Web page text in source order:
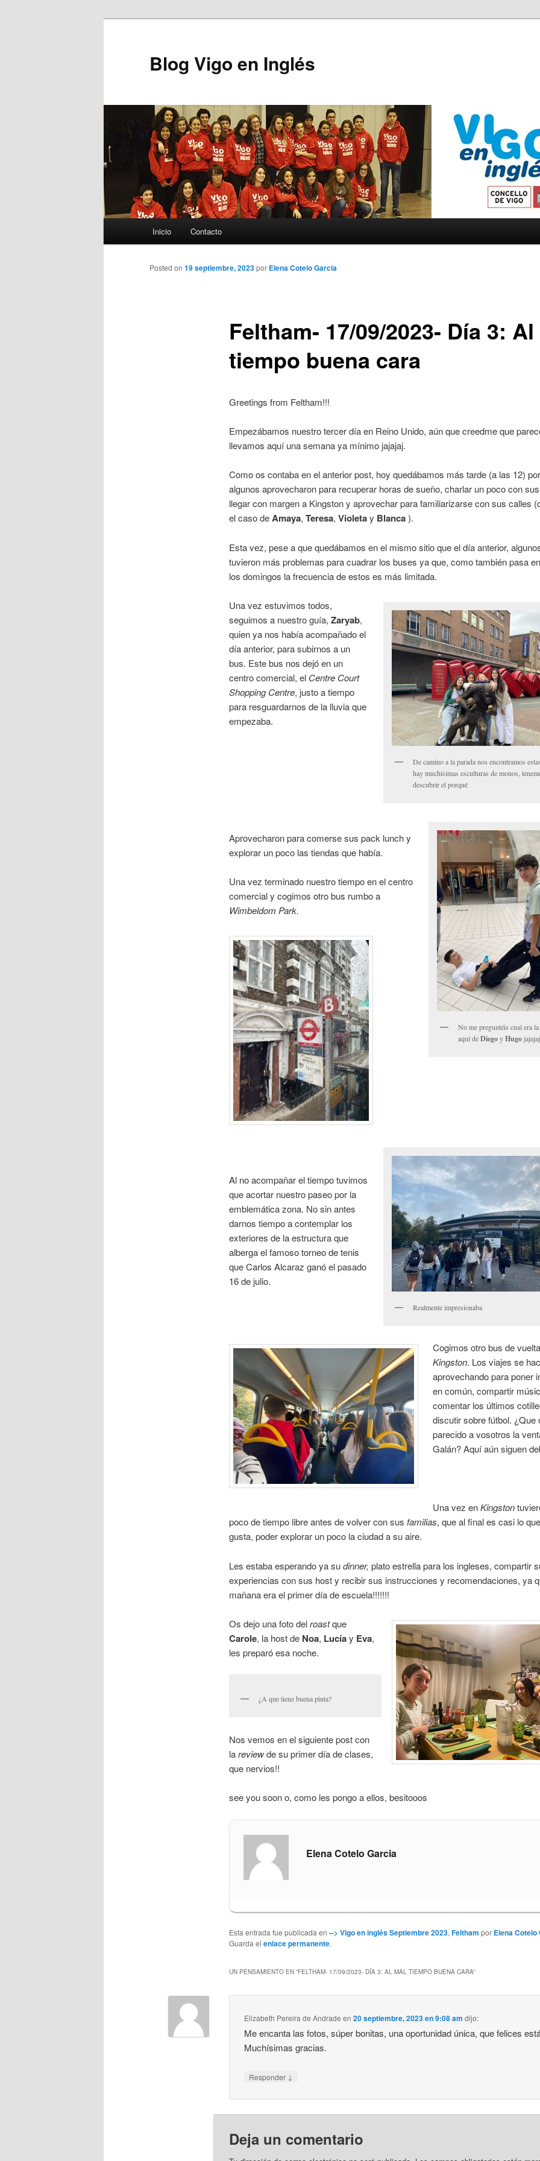
Blog Vigo en Inglés
Ir al contenido principal
Inicio Contacto
Feltham- 17/09/2023- Día 3:
tiempo buena cara
Posted on 19 septiembre, 2023por Elena Cotelo Garcia
Greetings from Feltham!!!
Empezábamos nuestro tercer día en Reino Unido, aún que creedme que
llevamos aquí una semana ya mínimo jajajaj.
Como os contaba en el anterior post, hoy quedábamos más tarde (a las 12)
algunos aprovecharon para recuperar horas de sueño, charlar un poco con
llegar con margen a Kingston y aprovechar para familiarizarse con sus calles
el caso deAmaya, Teresa, Violetay Blanca).
Esta vez, pese a que quedábamos en el mismo sitio que el día anterior,
tuvieron más problemas para cuadrar los buses ya que, como también pasa
los domingos la frecuencia de estos es más limitada.
De camino a la parada nos encontramos
hay muchísimas esculturas de monos,
descubrir el porqué
Una vez estuvimos todos,
seguimos a nuestro guía, Zaryab,
quien ya nos había acompañado el
día anterior, para subirnos a un
bus. Este bus nos dejó en un
centro comercial, el Centre Court
Shopping Centre, justo a tiempo
para resguardarnos de la lluvia que
empezaba.
No me preguntéis cual era
aquí deDiegoyHugo
Aprovecharon para comerse sus pack lunch y
explorar un poco las tiendas que había.
Una vez terminado nuestro tiempo en el centro
comercial y cogimos otro bus rumbo a
Wimbeldom Park.
Realmente impresionaba
Al no acompañar el tiempo tuvimos
que acortar nuestro paseo por la
emblemática zona. No sin antes
darnos tiempo a contemplar los
exteriores de la estructura que
alberga el famoso torneo de tenis
que Carlos Alcaraz ganó el pasado
16 de julio.
Cogimos otro bus de
Kingston. Los viajes se
aprovechando para poner
en común, compartir
comentar los últimos
discutir sobre fútbol. ¿Que
parecido a vosotros la
Galán? Aquí aún siguen
Una vez enKingston
poco de tiempo libre antes de volver con sus familias, que al final es casi lo
gusta, poder explorar un poco la ciudad a su aire.
Les estaba esperando ya sudinner, plato estrella para los ingleses, compartir
experiencias con sus host y recibir sus instrucciones y recomendaciones, ya
mañana era el primer día de escuela!!!!!!!
Os dejo una foto delroastque
Carole, la host de Noa, Lucíay Eva,
les preparó esa noche.
¿A que tiene buena pinta?
Nos vemos en el siguiente post con
lareviewde su primer día de clases,
que nervios!!
see you soon o, como les pongo a ellos, besitooos
Elena Cotelo Garcia
Esta entrada fue publicada en --> Vigo en inglés Septiembre 2023, Feltham por Elena Cotelo
Guarda el enlace permanente.
UN PENSAMIENTO EN “FELTHAM- 17/09/2023- DÍA 3: AL MAL TIEMPO BUENA CARA”
Elizabeth Pereira de Andrade en20 septiembre, 2023 en 9:08 am dijo:
Me encanta las fotos, súper bonitas, una oportunidad única, que felices
Muchísimas gracias.
Responder ↓
Deja un comentario